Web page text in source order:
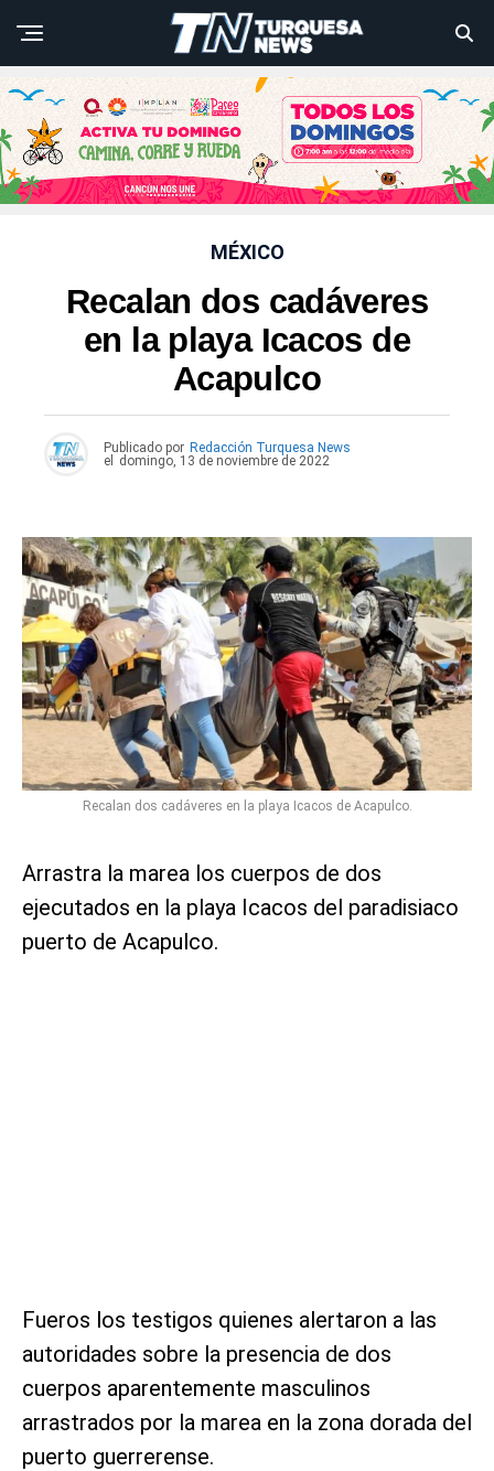
MÉXICO
Recalan dos cadáveres
en la playa Icacos de
Acapulco
Publicado por Redacción Turquesa News
el
domingo, 13 de noviembre de 2022
Recalan dos cadáveres en la playa Icacos de Acapulco.
Arrastra la marea los cuerpos de dos
ejecutados en la playa Icacos del paradisiaco
puerto de Acapulco.
Fueros los testigos quienes alertaron a las
autoridades sobre la presencia de dos
cuerpos aparentemente masculinos
arrastrados por la marea en la zona dorada del
puerto guerrerense.